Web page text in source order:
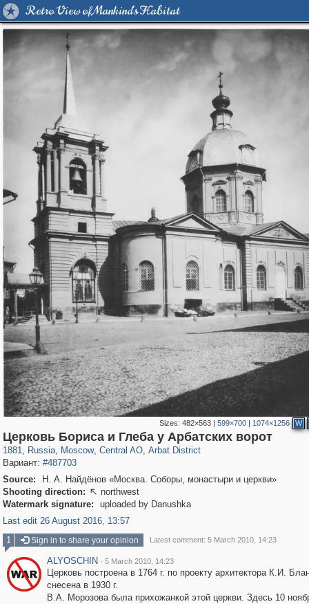
Retro View of Mankind's Habitat
Sizes:482×563 |599×700 | 1074×1256 W
Церковь Бориса и Глеба у Арбатских ворот
1881, Russia
1,407,253 29,248
, Moscow
319,878 8,286
, Central AO
160,021 5,916
, Arbat District
13,485 356
Вариант: #487703
Source:
Н. А. Найдёнов «Москва. Соборы, монастыри и церкви»
Shooting direction:  northwest
Watermark signature:
uploaded by Danushka
Last edit 26 August 2016, 13:57
1
Sign in to share your opinion Latest comment: 5 March 2010, 14:23
ALYOSCHIN · 5 March 2010, 14:23
Церковь построена в 1764 г. по проекту архитектора К.И.
снесена в 1930 г.
В.А. Морозова была прихожанкой этой церкви. Здесь 10